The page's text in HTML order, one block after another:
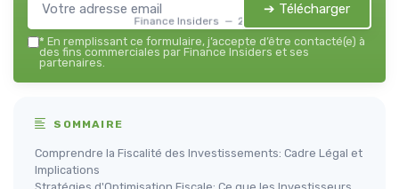
Finance Insiders — 2026
➔ Télécharger
* En remplissant ce formulaire, j’accepte d’être contacté(e) à
des fins commerciales par Finance Insiders et ses
partenaires.
SOMMAIRE
Comprendre la Fiscalité des Investissements: Cadre Légal et
Implications